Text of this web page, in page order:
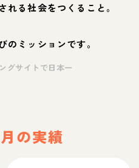
れる社会をつくること。
のミッションです。
グサイトで日本一
の実績